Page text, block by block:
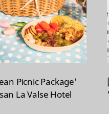
Picnic Package'
La Valse Hotel